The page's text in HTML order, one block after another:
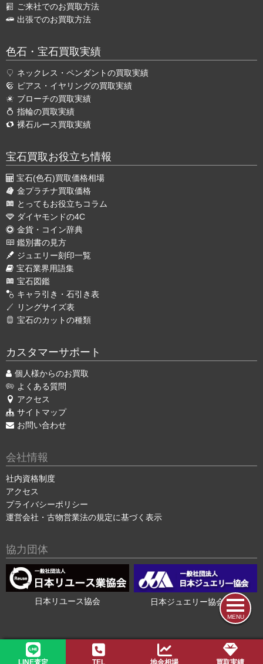
MENU
LINE査定 TEL 地金相場 買取実績
ご来社でのお買取方法
出張でのお買取方法
色石・宝石買取実績
ネックレス・ペンダントの買取実績
ピアス・イヤリングの買取実績
ブローチの買取実績
指輪の買取実績
裸石ルース買取実績
宝石買取お役立ち情報
宝石(色石)買取価格相場
金プラチナ買取価格
とってもお役立ちコラム
ダイヤモンドの4C
金貨・コイン辞典
鑑別書の見方
ジュエリー刻印一覧
宝石業界用語集
宝石図鑑
キャラ引き・石引き表
リングサイズ表
宝石のカットの種類
カスタマーサポート
個人様からのお買取
よくある質問
アクセス
サイトマップ
お問い合わせ
会社情報
社内資格制度
アクセス
プライバシーポリシー
運営会社・古物営業法の規定に基づく表示
協力団体
日本リユース協会 日本ジュエリー協会会員
2015-2026 © 色石・宝石買取の色石BANK